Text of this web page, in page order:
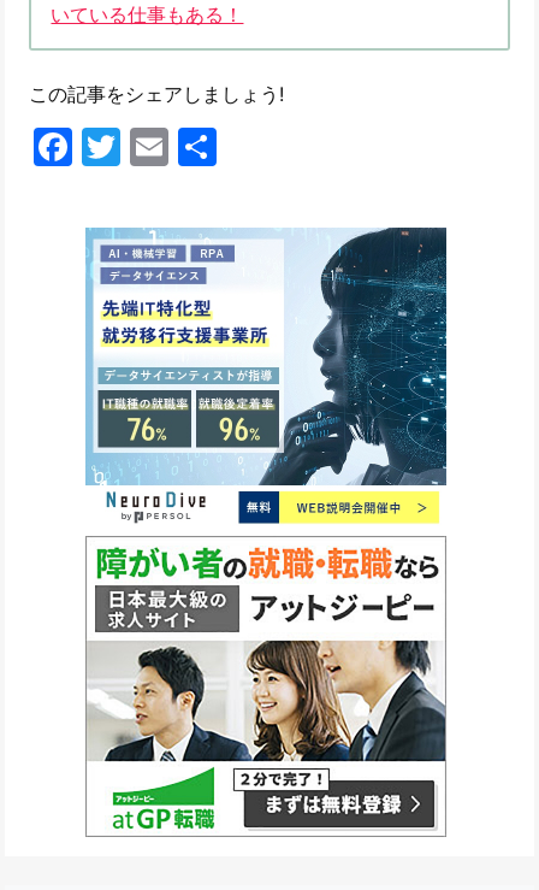
いている仕事もある！
この記事をシェアしましょう!
Facebook
Twitter
Email